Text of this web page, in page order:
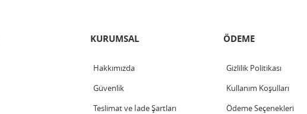
KURUMSAL
Hakkımızda
Güvenlik
Teslimat ve İade Şartları
ÖDEME
Gizlilik Politikası
Kullanım Koşulları
Ödeme Seçenekleri